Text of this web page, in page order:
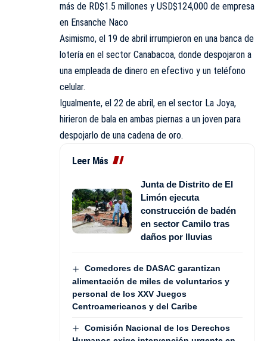
más de RD$1.5 millones y USD$124,000 de empresa
en Ensanche Naco
Asimismo, el 19 de abril irrumpieron en una banca de
lotería en el sector Canabacoa, donde despojaron a
una empleada de dinero en efectivo y un teléfono
celular.
Igualmente, el 22 de abril, en el sector La Joya,
hirieron de bala en ambas piernas a un joven para
despojarlo de una cadena de oro.
Leer Más
Junta de Distrito de El
Limón ejecuta
construcción de badén
en sector Camilo tras
daños por lluvias
Comedores de DASAC garantizan
alimentación de miles de voluntarios y
personal de los XXV Juegos
Centroamericanos y del Caribe
Comisión Nacional de los Derechos